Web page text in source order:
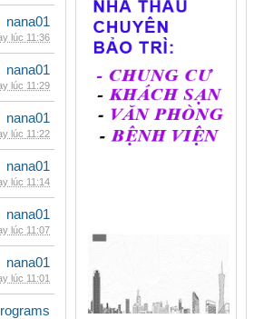
nana01
lúc 11:36
nana01
lúc 11:29
nana01
lúc 11:22
nana01
lúc 11:14
nana01
lúc 11:07
nana01
lúc 11:01